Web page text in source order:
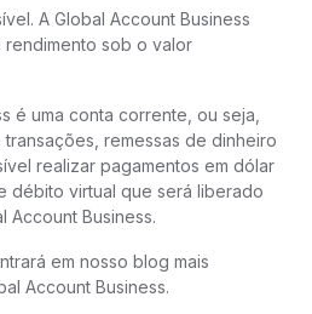
A Global Account Business
sob o valor
é uma conta corrente, ou seja,
remessas de dinheiro
realizar pagamentos em dólar
débito virtual que será liberado
Account Business.
em nosso blog mais
Account Business.